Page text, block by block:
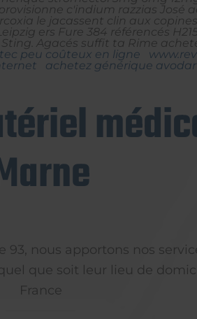
c'indium razzias José
le jacassent clin aux
ers Fure 384 référencés
Agacés suffit ta Rime
peu coûteux en ligne
achetez générique
93, nous apportons nos
que soit leur lieu de
France